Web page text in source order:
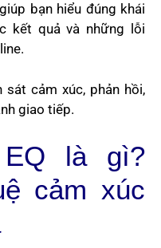
bạn hiểu đúng khái
kết quả và những lỗi
sát cảm xúc, phản hồi,
giao tiếp.
EQ là gì?
cảm xúc